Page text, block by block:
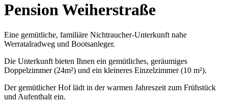
Pension Weiherstraße
Eine gemütliche, familiäre Nichtraucher-Unterkunft nahe
Werratalradweg und Bootsanleger.
Die Unterkunft bieten Ihnen ein gemütliches, geräumiges
Doppelzimmer (24m²) und ein kleineres Einzelzimmer (10 m²).
Der gemütlicher Hof lädt in der warmen Jahreszeit zum Frühstück
und Aufenthalt ein.